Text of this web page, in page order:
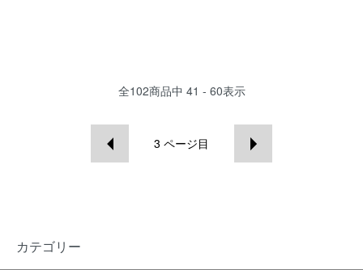
全102商品中 41 - 60表示
3 ページ目
カテゴリー